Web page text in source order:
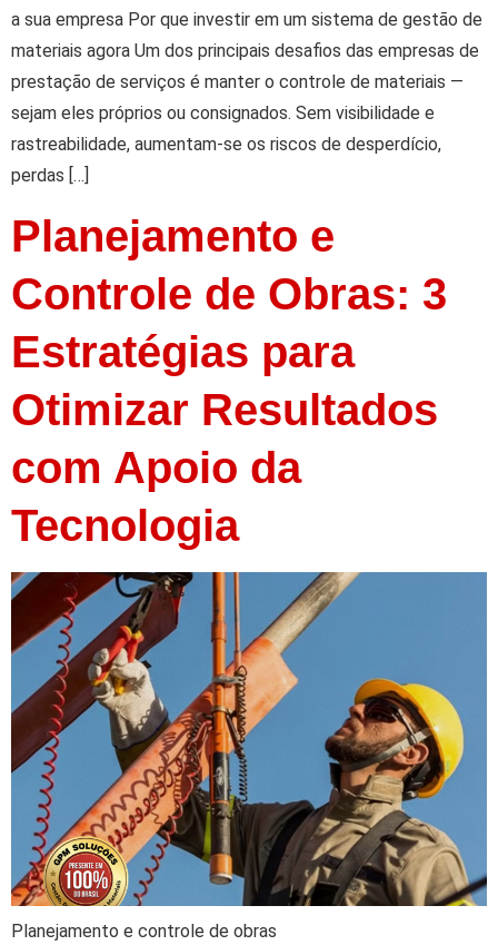
a sua empresa Por que investir em um sistema de gestão de
materiais agora Um dos principais desafios das empresas de
prestação de serviços é manter o controle de materiais —
sejam eles próprios ou consignados. Sem visibilidade e
rastreabilidade, aumentam-se os riscos de desperdício,
perdas […]
Planejamento e
Controle de Obras: 3
Estratégias para
Otimizar Resultados
com Apoio da
Tecnologia
Planejamento e controle de obras